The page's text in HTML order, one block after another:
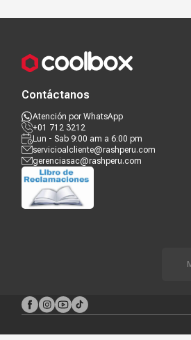
Contáctanos
Atención por WhatsApp
+01 712 3212
Lun - Sab 9:00 am a 6:00 pm
servicioalcliente@rashperu.com
gerenciasac@rashperu.com